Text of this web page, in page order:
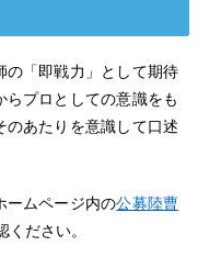
の「即戦力」として期待
プロとしての意識をも
のあたりを意識して口述
ームページ内の公募陸曹
ください。